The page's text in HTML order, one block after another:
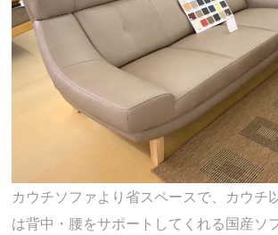
カウチソファより省スペースで、カウチ
は背中・腰をサポートしてくれる国産ソ